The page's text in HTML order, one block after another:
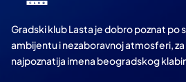
Gradski klub Lasta je dobro poznat po
ambijentu i nezaboravnoj atmosferi, za
najpoznatija imena beogradskog